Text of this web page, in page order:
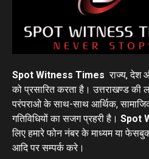
Spot Witness Times राज्य, देश
को प्रसारित करता है। उत्तराखण्ड की
परंपराओ के साथ-साथ आर्थिक,
गतिविधियों का सजग प्रहरी है। Spot
लिए हमारे फोन नंबर के माध्यम या
आदि पर सम्पर्क करे।